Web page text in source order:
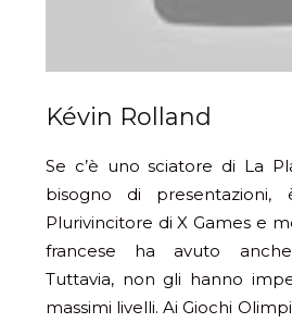
Kévin Rolland
Se c’è uno sciatore di La
bisogno di presentazioni,
Plurivincitore di X Games e
francese ha avuto
Tuttavia, non gli hanno
massimi livelli. Ai Giochi